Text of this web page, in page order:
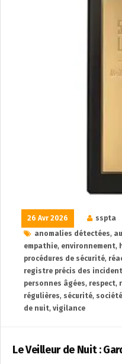
26 Avr 2026 sspta
anomalies détectées,
empathie, environnement,
procédures de sécurité,
registre précis des
personnes âgées, respect,
régulières, sécurité, société
de nuit, vigilance
Le Veilleur de Nuit :